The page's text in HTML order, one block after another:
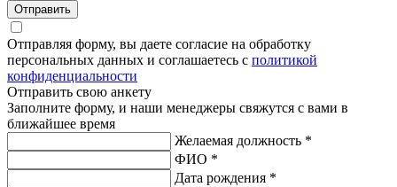
Отправить
Отправляя форму, вы даете согласие на обработку
персональных данных и соглашаетесь с политикой
конфиденциальности
Отправить свою анкету
Заполните форму, и наши менеджеры свяжутся с вами в
ближайшее время
Желаемая должность *
ФИО *
Дата рождения *